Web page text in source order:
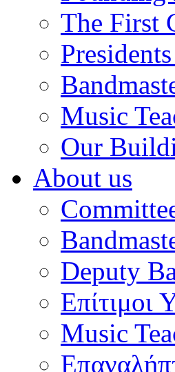
The First
Music
Our
About us
Deputy
Επίτιμοι
Music